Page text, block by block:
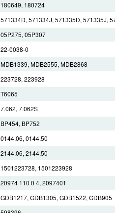
180649, 180724
571334D, 571334J, 571335D, 571335J,
05P275, 05P307
22-0038-0
MDB1339, MDB2555, MDB2868
223728, 223928
T6065
7.062, 7.062S
BP454, BP752
0144.06, 0144.50
2144.06, 2144.50
1501223728, 1501223928
20974 110 0 4, 2097401
GDB1217, GDB1305, GDB1522, GDB905